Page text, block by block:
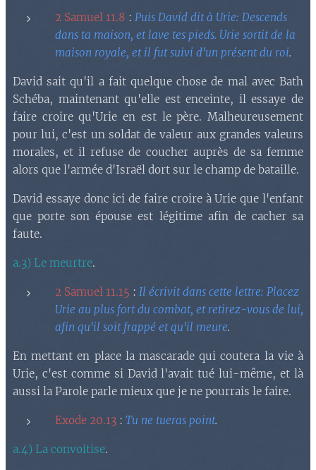
2 Samuel 11.8 : Puis David dit à Urie: Descends
dans ta maison, et lave tes pieds. Urie sortit de la
maison royale, et il fut suivi d'un présent du roi.
David sait qu'il a fait quelque chose de mal avec Bath
Schéba, maintenant qu'elle est enceinte, il essaye de
faire croire qu'Urie en est le père. Malheureusement
pour lui, c'est un soldat de valeur aux grandes valeurs
morales, et il refuse de coucher auprès de sa femme
alors que l'armée d'Israël dort sur le champ de bataille.
David essaye donc ici de faire croire à Urie que l'enfant
que porte son épouse est légitime afin de cacher sa
faute.
a.3) Le meurtre.
2 Samuel 11.15 : Il écrivit dans cette lettre: Placez
Urie au plus fort du combat, et retirez-vous de lui,
afin qu'il soit frappé et qu'il meure.
En mettant en place la mascarade qui coutera la vie à
Urie, c'est comme si David l'avait tué lui-même, et là
aussi la Parole parle mieux que je ne pourrais le faire.
Exode 20.13 : Tu ne tueras point.
a.4) La convoitise.